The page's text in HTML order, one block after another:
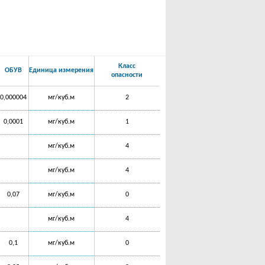
ОБУВ Единица измерения
Класс
опасности
0,000004 мг/куб.м 2
0,0001 мг/куб.м 1
мг/куб.м 4
мг/куб.м 4
0,07 мг/куб.м 0
мг/куб.м 4
0,1 мг/куб.м 0